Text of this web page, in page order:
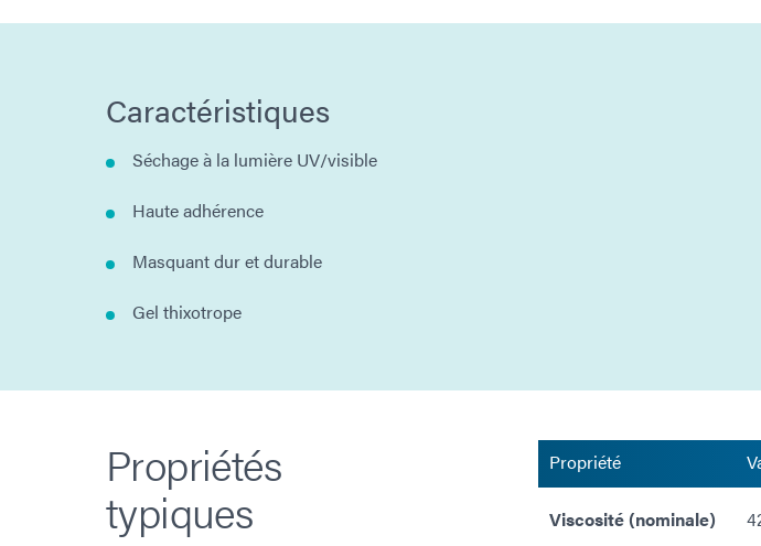
Caractéristiques
Séchage à la lumière UV/visible
Haute adhérence
Masquant dur et durable
Gel thixotrope
Propriétés
typiques
Propriété
Viscosité (nominale)